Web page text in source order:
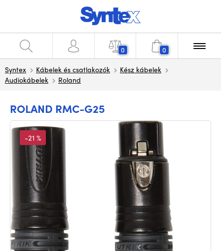
0 0
Syntex Kábelek és csatlakozók
Kész kábelek
Audiokábelek
Roland
ROLAND RMC-G25
-21 %